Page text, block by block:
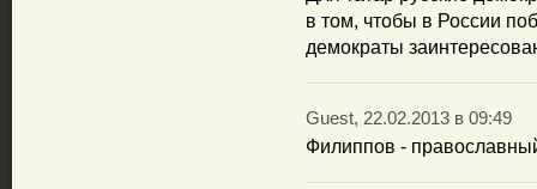
в том, чтобы в России
демократы
Guest, 22.02.2013 в 09:49
Филиппов -